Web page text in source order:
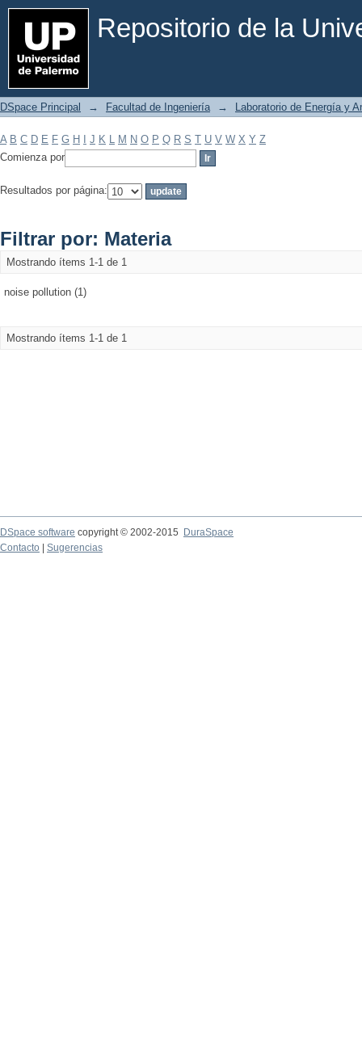
Repositorio de la
Filtrar por: Materia
DSpace Principal → Facultad de Ingeniería → Laboratorio de Energía y
A B C D E F G H J K L M N O P Q R S T U V W X Y Z
Comienza por
Resultados por página:
Filtrar por: Materia
Mostrando ítems 1-1 de 1
noise pollution (1)
Mostrando ítems 1-1 de 1
DSpace software copyright © 2002-2015
DuraSpace
Contacto
Sugerencias